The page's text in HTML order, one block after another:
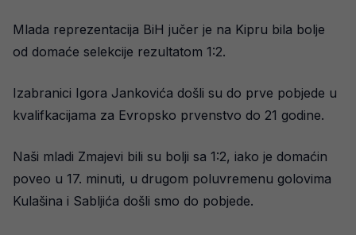
Mlada reprezentacija BiH jučer je na Kipru bila bolje
od domaće selekcije rezultatom 1:2.
Izabranici Igora Jankovića došli su do prve pobjede u
kvalifkacijama za Evropsko prvenstvo do 21 godine.
Naši mladi Zmajevi bili su bolji sa 1:2, iako je domaćin
poveo u 17. minuti, u drugom poluvremenu golovima
Kulašina i Sabljića došli smo do pobjede.